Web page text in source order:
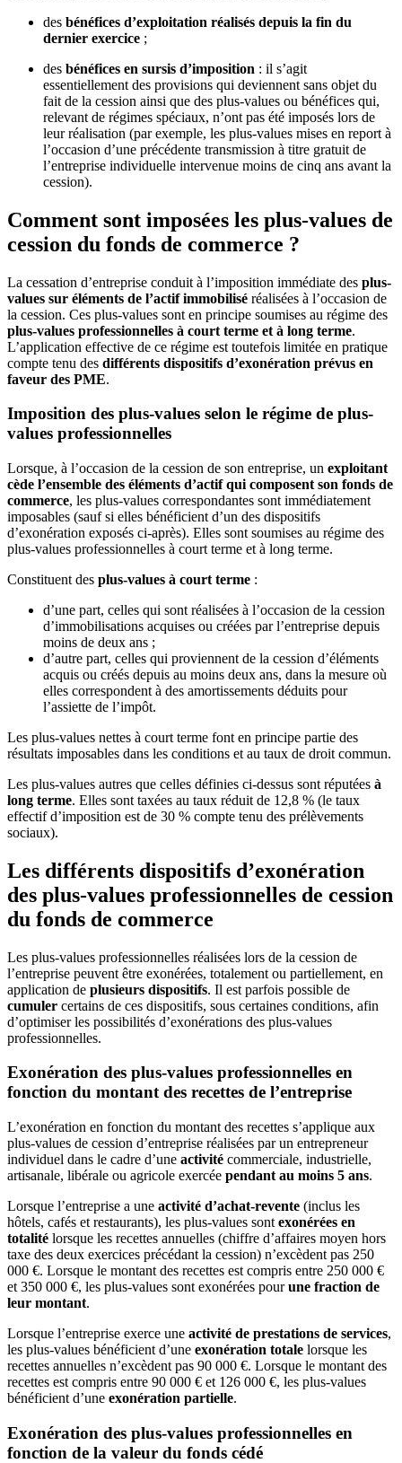
des bénéfices d’exploitation réalisés depuis la fin du
dernier exercice ;
des bénéfices en sursis d’imposition : il s’agit
essentiellement des provisions qui deviennent sans objet du
fait de la cession ainsi que des plus-values ou bénéfices qui,
relevant de régimes spéciaux, n’ont pas été imposés lors de
leur réalisation (par exemple, les plus-values mises en report à
l’occasion d’une précédente transmission à titre gratuit de
l’entreprise individuelle intervenue moins de cinq ans avant la
cession).
Comment sont imposées les plus-values de
cession du fonds de commerce ?
La cessation d’entreprise conduit à l’imposition immédiate des plus-
values sur éléments de l’actif immobilisé réalisées à l’occasion de
la cession. Ces plus-values sont en principe soumises au régime des
plus-values professionnelles à court terme et à long terme.
L’application effective de ce régime est toutefois limitée en pratique
compte tenu des différents dispositifs d’exonération prévus en
faveur des PME.
Imposition des plus-values selon le régime de plus-
values professionnelles
Lorsque, à l’occasion de la cession de son entreprise, un exploitant
cède l’ensemble des éléments d’actif qui composent son fonds de
commerce, les plus-values correspondantes sont immédiatement
imposables (sauf si elles bénéficient d’un des dispositifs
d’exonération exposés ci-après). Elles sont soumises au régime des
plus-values professionnelles à court terme et à long terme.
Constituent des plus-values à court terme :
d’une part, celles qui sont réalisées à l’occasion de la cession
d’immobilisations acquises ou créées par l’entreprise depuis
moins de deux ans ;
d’autre part, celles qui proviennent de la cession d’éléments
acquis ou créés depuis au moins deux ans, dans la mesure où
elles correspondent à des amortissements déduits pour
l’assiette de l’impôt.
Les plus-values nettes à court terme font en principe partie des
résultats imposables dans les conditions et au taux de droit commun.
Les plus-values autres que celles définies ci-dessus sont réputées à
long terme. Elles sont taxées au taux réduit de 12,8 % (le taux
effectif d’imposition est de 30 % compte tenu des prélèvements
sociaux).
Les différents dispositifs d’exonération
des plus-values professionnelles de cession
du fonds de commerce
Les plus-values professionnelles réalisées lors de la cession de
l’entreprise peuvent être exonérées, totalement ou partiellement, en
application de plusieurs dispositifs. Il est parfois possible de
cumuler certains de ces dispositifs, sous certaines conditions, afin
d’optimiser les possibilités d’exonérations des plus-values
professionnelles.
Exonération des plus-values professionnelles en
fonction du montant des recettes de l’entreprise
L’exonération en fonction du montant des recettes s’applique aux
plus-values de cession d’entreprise réalisées par un entrepreneur
individuel dans le cadre d’une activité commerciale, industrielle,
artisanale, libérale ou agricole exercée pendant au moins 5 ans.
Lorsque l’entreprise a une activité d’achat-revente (inclus les
hôtels, cafés et restaurants), les plus-values sont exonérées en
totalité lorsque les recettes annuelles (chiffre d’affaires moyen hors
taxe des deux exercices précédant la cession) n’excèdent pas 250
000 €. Lorsque le montant des recettes est compris entre 250 000 €
et 350 000 €, les plus-values sont exonérées pourune fraction de
leur montant.
Lorsque l’entreprise exerce une activité de prestations de services,
les plus-values bénéficient d’une exonération totale lorsque les
recettes annuelles n’excèdent pas 90 000 €. Lorsque le montant des
recettes est compris entre 90 000 € et 126 000 €, les plus-values
bénéficient d’une exonération partielle.
Exonération des plus-values professionnelles en
fonction de la valeur du fonds cédé